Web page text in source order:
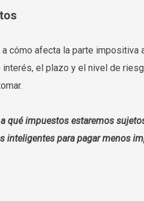
a cómo afecta la parte
interés, el plazo y el nivel de
a qué impuestos estaremos
inteligentes para pagar menos